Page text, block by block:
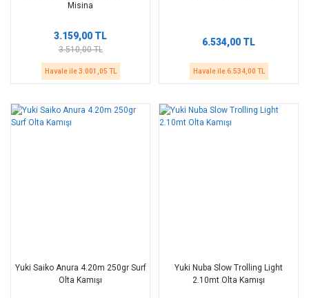
Misina
3.159,00 TL
3.510,00 TL
Havale ile 3.001,05 TL
6.534,00 TL
Havale ile 6.534,00 TL
Yuki Saiko Anura 4.20m 250gr Surf
Olta Kamışı
Yuki Nuba Slow Trolling Light
2.10mt Olta Kamışı